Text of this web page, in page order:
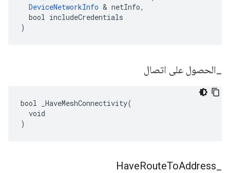
DeviceNetworkInfo & netInfo,
  bool includeCredentials
)
الحصول على اتصال
bool _HaveMeshConnectivity(
  void
)
HaveRouteToAddress